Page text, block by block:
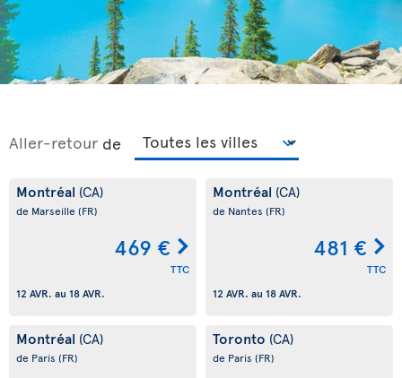
Aller-retour de
Montréal (CA)
de Marseille (FR)
469 €
TTC
12 AVR. au 18 AVR.
Montréal (CA)
de Nantes (FR)
481 €
TTC
12 AVR. au 18 AVR.
Montréal (CA)
de Paris (FR)
Toronto (CA)
de Paris (FR)